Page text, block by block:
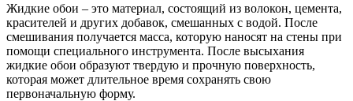
Жидкие обои – это материал, состоящий из волокон, цемента,
красителей и других добавок, смешанных с водой. После
смешивания получается масса, которую наносят на стены при
помощи специального инструмента. После высыхания
жидкие обои образуют твердую и прочную поверхность,
которая может длительное время сохранять свою
первоначальную форму.